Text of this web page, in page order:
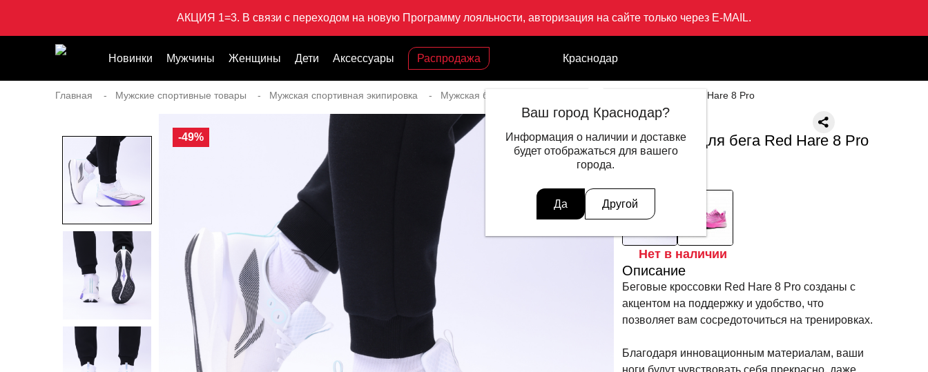
АКЦИЯ 1=3. В связи с переходом на новую Программу лояльности, авторизация на сайте только через E-MAIL.
Новинки Мужчины Женщины Дети Аксессуары Распродажа Краснодар
Ваш город Краснодар?
Информация о наличии и доставке
будет отображаться для вашего
города.
Да Другой
Главная Мужские спортивные товары Мужская спортивная экипировка Мужская беговая экипировка Кроссовки для бега Red Hare 8 Pro
-49%
LI-NING
Кроссовки для бега Red Hare 8 Pro
12 999 ₽
Нет в наличии
Описание
Беговые кроссовки Red Hare 8 Pro созданы с
акцентом на поддержку и удобство, что
позволяет вам сосредоточиться на тренировках.
Благодаря инновационным материалам, ваши
ноги будут чувствовать себя прекрасно, даже